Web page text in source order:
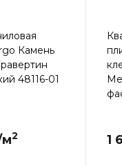
Камень
48116-01
м2 1